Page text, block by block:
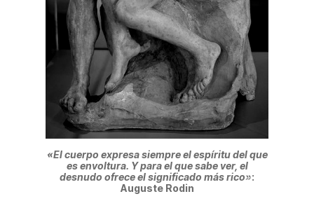
«El cuerpo expresa siempre el espíritu del que
es envoltura. Y para el que sabe ver, el
desnudo ofrece el significado más rico»:
Auguste Rodin